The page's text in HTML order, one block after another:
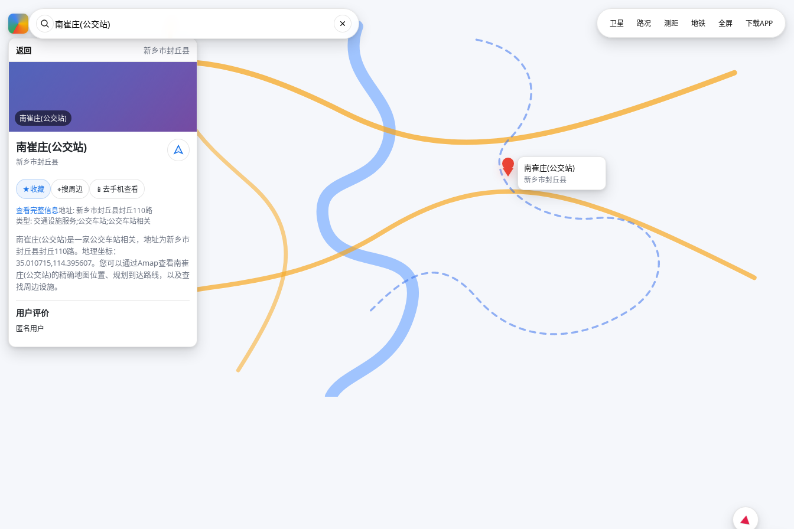
返回 新乡市封丘县
南崔庄(公交站)
南崔庄(公交站)
新乡市封丘县
★收藏 ⌖搜周边 📱 去手机查看
查看完整信息地址: 新乡市封丘县封丘110路
类型: 交通设施服务;公交车站;公交车站相关
南崔庄(公交站)是一家公交车站相关，地址为新乡市
封丘县封丘110路。地理坐标：
35.010715,114.395607。您可以通过Amap查看南崔
庄(公交站)的精确地图位置、规划到达路线，以及查
找周边设施。
用户评价
匿名用户
南崔庄(公交站)
新乡市封丘县
卫星 路况 测距 地铁 全屏 下载APP